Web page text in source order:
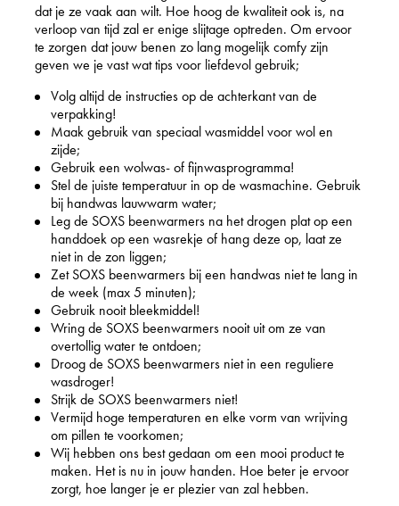
dat je ze vaak aan wilt. Hoe hoog de kwaliteit ook is, na
verloop van tijd zal er enige slijtage optreden. Om ervoor
te zorgen dat jouw benen zo lang mogelijk comfy zijn
geven we je vast wat tips voor liefdevol gebruik;
Volg altijd de instructies op de achterkant van de
verpakking!
Maak gebruik van speciaal wasmiddel voor wol en
zijde;
Gebruik een wolwas- of fijnwasprogramma!
Stel de juiste temperatuur in op de wasmachine. Gebruik
bij handwas lauwwarm water;
Leg de SOXS beenwarmers na het drogen plat op een
handdoek op een wasrekje of hang deze op, laat ze
niet in de zon liggen;
Zet SOXS beenwarmers bij een handwas niet te lang in
de week (max 5 minuten);
Gebruik nooit bleekmiddel!
Wring de SOXS beenwarmers nooit uit om ze van
overtollig water te ontdoen;
Droog de SOXS beenwarmers niet in een reguliere
wasdroger!
Strijk de SOXS beenwarmers niet!
Vermijd hoge temperaturen en elke vorm van wrijving
om pillen te voorkomen;
Wij hebben ons best gedaan om een mooi product te
maken. Het is nu in jouw handen. Hoe beter je ervoor
zorgt, hoe langer je er plezier van zal hebben.